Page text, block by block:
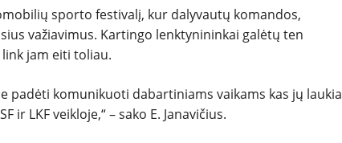
sporto festivalį, kur dalyvautų komandos,
važiavimus. Kartingo lenktynininkai galėtų ten
jam eiti toliau.
padėti komunikuoti dabartiniams vaikams kas jų laukia
LKF veikloje,“ – sako E. Janavičius.